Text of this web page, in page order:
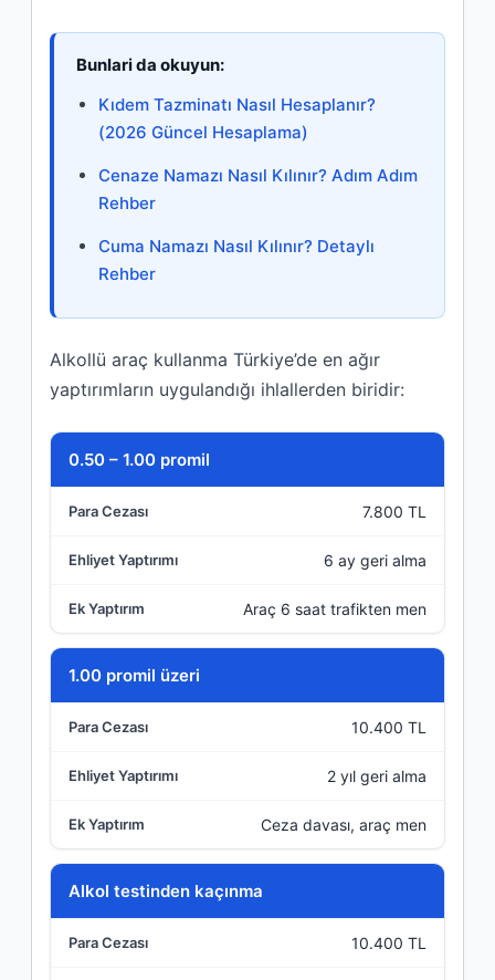
Bunlari da okuyun:
Kıdem Tazminatı Nasıl Hesaplanır?
(2026 Güncel Hesaplama)
Cenaze Namazı Nasıl Kılınır? Adım Adım
Rehber
Cuma Namazı Nasıl Kılınır? Detaylı
Rehber
Alkollü araç kullanma Türkiye’de en ağır
yaptırımların uygulandığı ihlallerden biridir:
Promil Düzeyi
Para Cezası
Ehliyet Yaptırımı
0.50 – 1.00 promil
7.800 TL
6 ay geri alma
Araç 6 saat trafikten men
1.00 promil üzeri
10.400 TL
2 yıl geri alma
Ceza davası, araç men
Alkol testinden kaçınma
10.400 TL